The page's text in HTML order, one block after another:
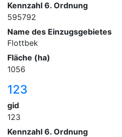
Kennzahl 6. Ordnung
595792
Name des Einzugsgebietes
Flottbek
Fläche (ha)
1056
123
gid
123
Kennzahl 6. Ordnung